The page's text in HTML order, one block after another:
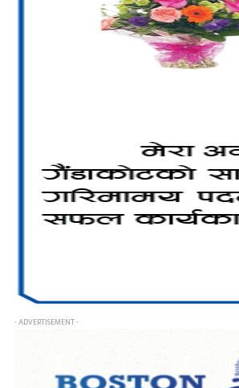
- ADVERTISEMENT -